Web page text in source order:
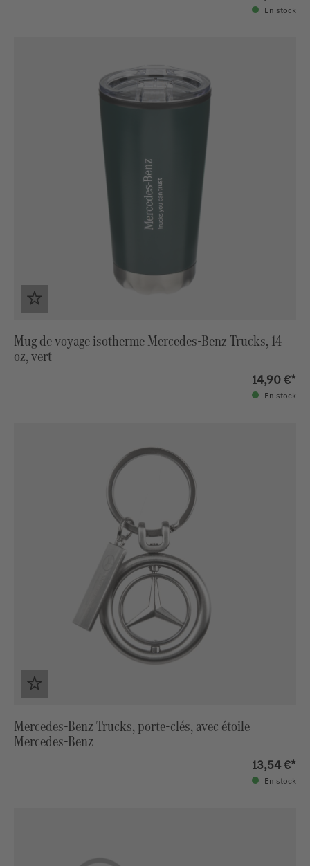
En stock
Mug de voyage isotherme Mercedes-Benz Trucks, 14
oz, vert
14,90 €*
En stock
Mercedes-Benz Trucks, porte-clés, avec étoile
Mercedes-Benz
13,54 €*
En stock